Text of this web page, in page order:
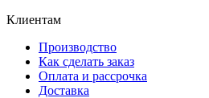
Клиентам
Производство
Как сделать заказ
Оплата и рассрочка
Доставка